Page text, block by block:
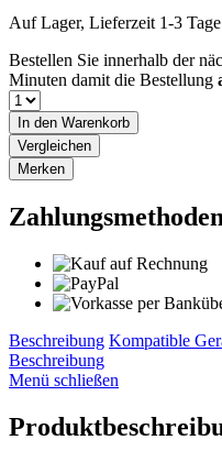
Auf Lager, Lieferzeit 1-3
Bestellen Sie innerhalb der
Minuten damit die Bestellung
In den Warenkorb
Vergleichen
Merken
Zahlungsmethoden
Beschreibung Kompatible
Beschreibung
Menü schließen